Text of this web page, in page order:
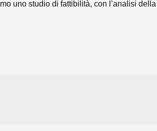
uno studio di fattibilità, con l’analisi della